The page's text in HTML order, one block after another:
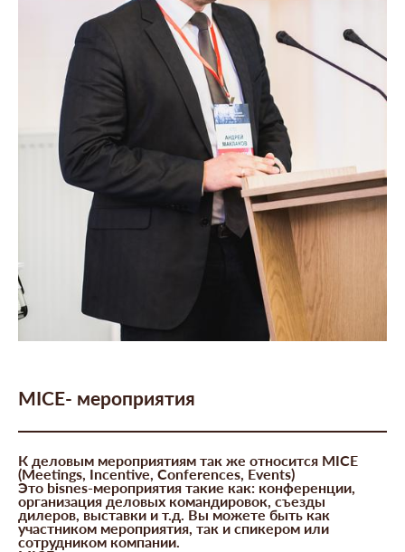
MICE- мероприятия
К деловым мероприятиям так же относится MICE
(Meetings, Incentive, Conferences, Events)
Это bisnes-мероприятия такие как: конференции,
организация деловых командировок, съезды
дилеров, выставки и т.д. Вы можете быть как
участником мероприятия, так и спикером или
сотрудником компании.